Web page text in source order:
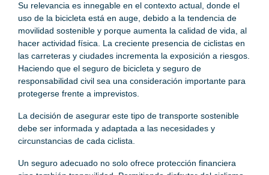
Su relevancia es innegable en el contexto actual, donde el
uso de la bicicleta está en auge, debido a la tendencia de
movilidad sostenible y porque aumenta la calidad de vida, al
hacer actividad física. La creciente presencia de ciclistas en
las carreteras y ciudades incrementa la exposición a riesgos.
Haciendo que el seguro de bicicleta y seguro de
responsabilidad civil sea una consideración importante para
protegerse frente a imprevistos.
La decisión de asegurar este tipo de transporte sostenible
debe ser informada y adaptada a las necesidades y
circunstancias de cada ciclista.
Un seguro adecuado no solo ofrece protección financiera